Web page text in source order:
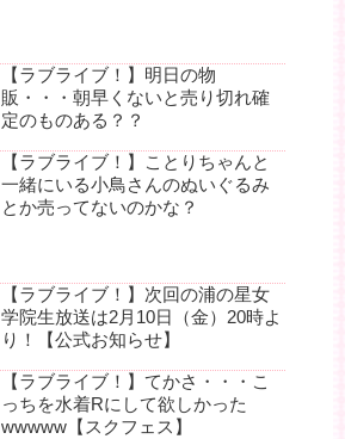
【ラブライブ！】明日の物
販・・・朝早くないと売り切れ確
定のものある？？
【ラブライブ！】ことりちゃんと
一緒にいる小鳥さんのぬいぐるみ
とか売ってないのかな？
【ラブライブ！】次回の浦の星女
学院生放送は2月10日（金）20時よ
り！【公式お知らせ】
【ラブライブ！】てかさ・・・こ
っちを水着Rにして欲しかった
wwwww【スクフェス】